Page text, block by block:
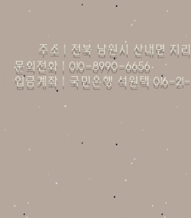
주소
| 전북 남원시 산내면 지
문의전화 | 010-8990-6656
입금계좌 | 국민은행 석원택 016-